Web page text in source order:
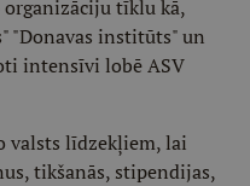
tīklu kā,
"Donavas institūts" un
intensīvi lobē ASV
līdzekļiem, lai
tikšanās, stipendijas,